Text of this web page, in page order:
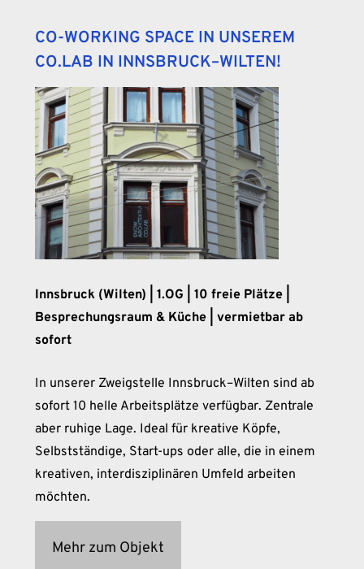
CO-WORKING SPACE IN UNSEREM
CO.LAB IN INNSBRUCK–WILTEN!
Innsbruck (Wilten) | 1.OG | 10 freie Plätze |
Besprechungsraum & Küche | vermietbar ab
sofort
In unserer Zweigstelle Innsbruck–Wilten sind ab
sofort 10 helle Arbeitsplätze verfügbar. Zentrale
aber ruhige Lage. Ideal für kreative Köpfe,
Selbstständige, Start-ups oder alle, die in einem
kreativen, interdisziplinären Umfeld arbeiten
möchten.
Mehr zum Objekt